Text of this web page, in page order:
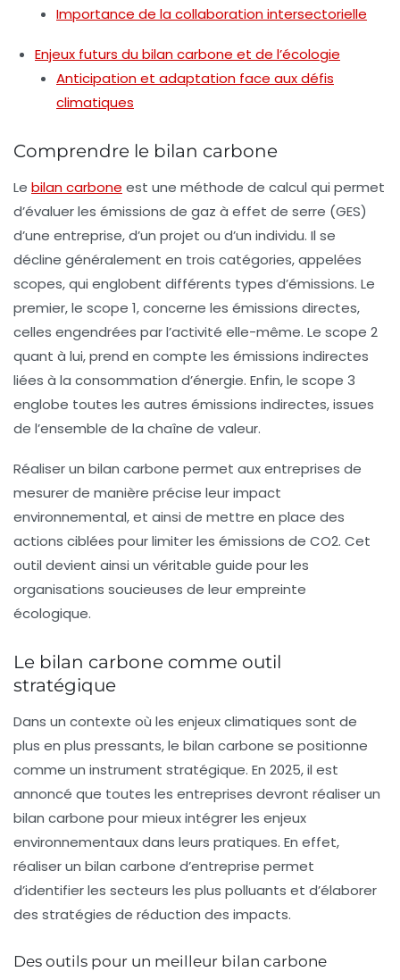
Importance de la collaboration intersectorielle
Enjeux futurs du bilan carbone et de l’écologie
Anticipation et adaptation face aux défis
climatiques
Comprendre le bilan carbone
Le bilan carbone est une méthode de calcul qui permet
d’évaluer les émissions de gaz à effet de serre (GES)
d’une entreprise, d’un projet ou d’un individu. Il se
décline généralement en trois catégories, appelées
scopes, qui englobent différents types d’émissions. Le
premier, le scope 1, concerne les émissions directes,
celles engendrées par l’activité elle-même. Le scope 2
quant à lui, prend en compte les émissions indirectes
liées à la consommation d’énergie. Enfin, le scope 3
englobe toutes les autres émissions indirectes, issues
de l’ensemble de la chaîne de valeur.
Réaliser un bilan carbone permet aux entreprises de
mesurer de manière précise leur impact
environnemental, et ainsi de mettre en place des
actions ciblées pour limiter les émissions de CO2. Cet
outil devient ainsi un véritable guide pour les
organisations soucieuses de leur empreinte
écologique.
Le bilan carbone comme outil
stratégique
Dans un contexte où les enjeux climatiques sont de
plus en plus pressants, le bilan carbone se positionne
comme un instrument stratégique. En 2025, il est
annoncé que toutes les entreprises devront réaliser un
bilan carbone pour mieux intégrer les enjeux
environnementaux dans leurs pratiques. En effet,
réaliser un bilan carbone d’entreprise permet
d’identifier les secteurs les plus polluants et d’élaborer
des stratégies de réduction des impacts.
Des outils pour un meilleur bilan carbone